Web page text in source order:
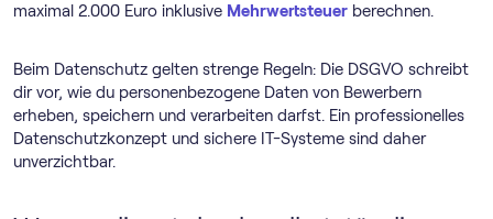
maximal 2.000 Euro inklusive Mehrwertsteuer berechnen.
Beim Datenschutz gelten strenge Regeln: Die DSGVO schreibt
dir vor, wie du personenbezogene Daten von Bewerbern
erheben, speichern und verarbeiten darfst. Ein professionelles
Datenschutzkonzept und sichere IT-Systeme sind daher
unverzichtbar.